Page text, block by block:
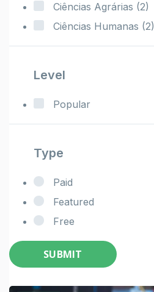
Ciências Agrárias (2)
Ciências Humanas (2)
Level
Popular
Type
Paid
Featured
Free
SUBMIT